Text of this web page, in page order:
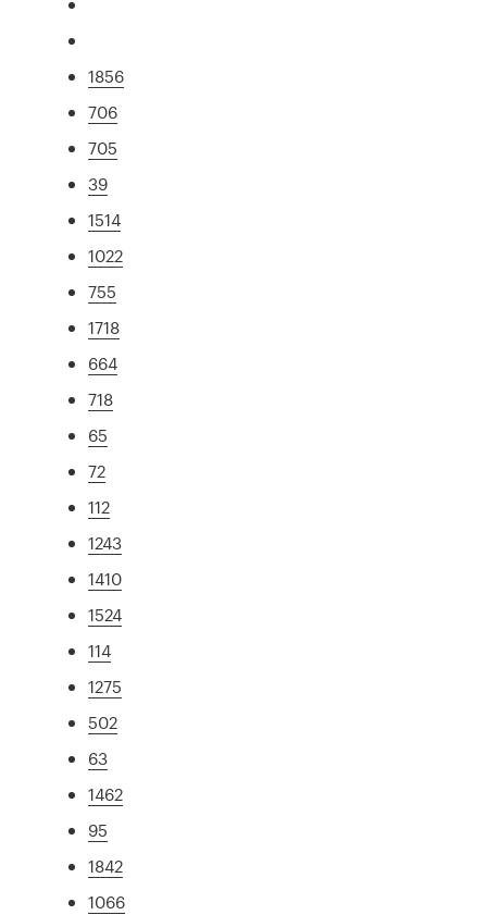
1856
706
705
39
1514
1022
755
1718
664
718
65
72
112
1243
1410
1524
114
1275
502
63
1462
95
1842
1066